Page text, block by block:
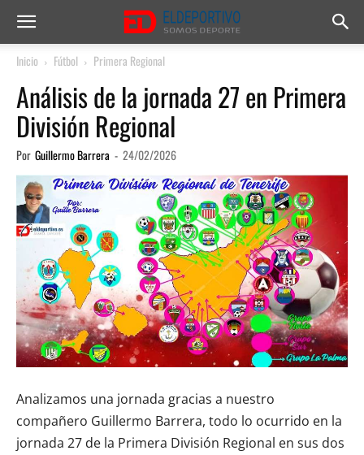
Inicio Fútbol Primera Regional
Análisis de la jornada 27 en Primera
División Regional
Por Guillermo Barrera - 24/02/2026
Analizamos una jornada gracias a nuestro
compañero Guillermo Barrera, todo lo ocurrido en la
jornada 27 de la Primera División Regional en sus dos